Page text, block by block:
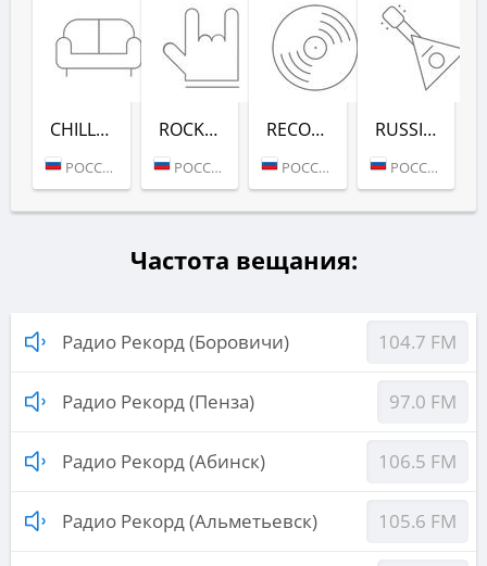
CHILL-OUT (РАДИО РЕКОРД)
РОССИЯ (МОСКВА)
ROCK (РАДИО РЕКОРД)
РОССИЯ (МОСКВА)
RECORD DEEP (РАДИО РЕКОРД)
РОССИЯ (МОСКВА)
RUSSIAN MIX (РАДИО РЕКОРД)
РОССИЯ (МОСКВА)
Частота вещания:
Радио Рекорд (Боровичи) 104.7 FM
Радио Рекорд (Пенза) 97.0 FM
Радио Рекорд (Абинск) 106.5 FM
Радио Рекорд (Альметьевск) 105.6 FM